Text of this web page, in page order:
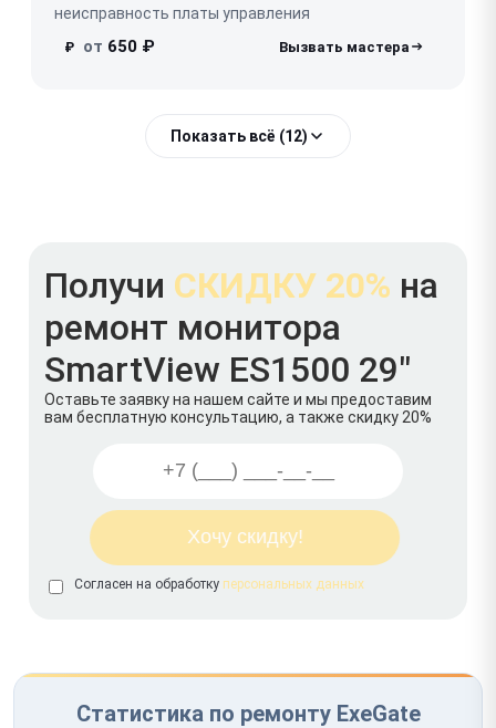
неисправность платы управления
₽ от 650 ₽
Показать всё (12)
Получи СКИДКУ 20% на
ремонт монитора
SmartView ES1500 29"
Оставьте заявку на нашем сайте и мы предоставим
вам бесплатную консультацию, а также скидку 20%
Согласен на обработку персональных данных
Статистика по ремонту ExeGate